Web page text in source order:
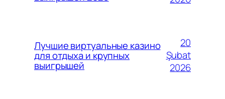
Лучшие виртуальные казино
для отдыха и крупных
выигрышей
20
Şubat
2026